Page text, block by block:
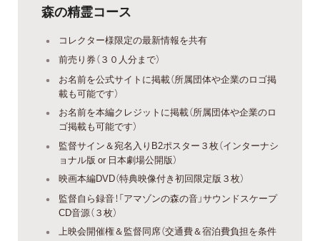
森の精霊コース
コレクター様限定の最新情報を共有
前売り券（３０人分まで）
お名前を公式サイトに掲載（所属団体や企業のロゴ掲
載も可能です）
お名前を本編クレジットに掲載（所属団体や企業のロ
ゴ掲載も可能です）
監督サイン＆宛名入りB2ポスター３枚（インターナシ
ョナル版 or 日本劇場公開版）
映画本編DVD（特典映像付き初回限定版３枚）
監督自ら録音！「アマゾンの森の音」サウンドスケープ
CD音源（３枚）
上映会開催権＆監督同席（交通費＆宿泊費負担を条件